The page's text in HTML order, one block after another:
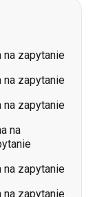
na
na zapytanie
na zapytanie